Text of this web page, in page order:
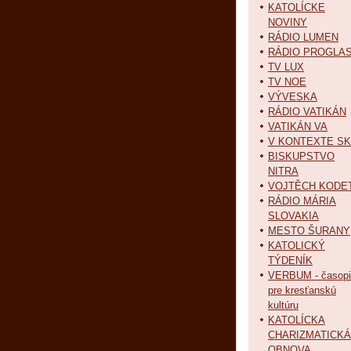
KATOLÍCKE
NOVINY
RÁDIO LUMEN
RÁDIO PROGLAS
TV LUX
TV NOE
VÝVESKA
RÁDIO VATIKÁN
VATIKÁN VA
V KONTEXTE SK
BISKUPSTVO
NITRA
VOJTĚCH
RÁDIO MÁRIA
SLOVAKIA
MESTO ŠURANY
KATOLICKÝ
TÝDENÍK
VERBUM -
pre kresťanskú
kultúru
KATOLÍCKA
CHARIZMATICKÁ